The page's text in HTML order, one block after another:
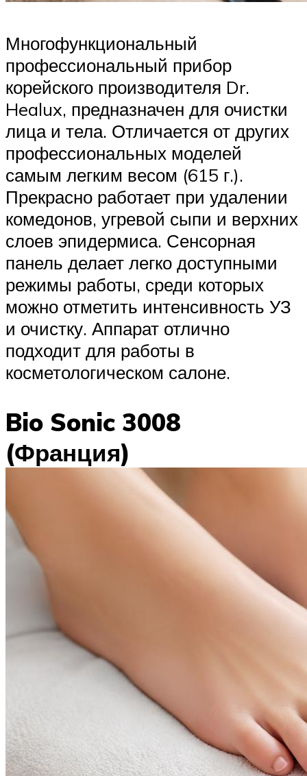
Многофункциональный
профессиональный прибор
корейского производителя Dr.
Healux, предназначен для очистки
лица и тела. Отличается от других
профессиональных моделей
самым легким весом (615 г.).
Прекрасно работает при удалении
комедонов, угревой сыпи и верхних
слоев эпидермиса. Сенсорная
панель делает легко доступными
режимы работы, среди которых
можно отметить интенсивность УЗ
и очистку. Аппарат отлично
подходит для работы в
косметологическом салоне.
Bio Sonic 3008
(Франция)